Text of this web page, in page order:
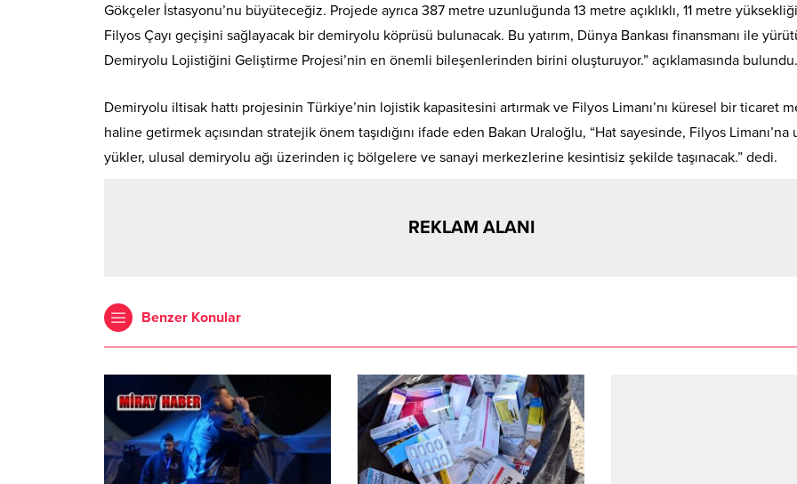
Gökçeler İstasyonu’nu büyüteceğiz. Projede ayrıca 387 metre uzunluğunda 13 metre açıklıklı, 11 metre
Filyos Çayı geçişini sağlayacak bir demiryolu köprüsü bulunacak. Bu yatırım, Dünya Bankası finansmanı ile
Demiryolu Lojistiğini Geliştirme Projesi’nin en önemli bileşenlerinden birini oluşturuyor.” açıklamasında bulundu.
Demiryolu iltisak hattı projesinin Türkiye’nin lojistik kapasitesini artırmak ve Filyos Limanı’nı küresel bir ticaret
haline getirmek açısından stratejik önem taşıdığını ifade eden Bakan Uraloğlu, “Hat sayesinde, Filyos Limanı’na
yükler, ulusal demiryolu ağı üzerinden iç bölgelere ve sanayi merkezlerine kesintisiz şekilde taşınacak.” dedi.
REKLAM ALANI
Benzer Konular